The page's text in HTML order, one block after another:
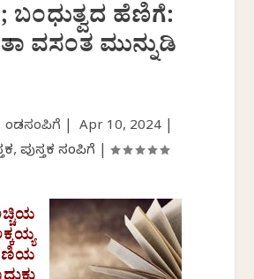
ಬಂಧುತ್ವದ ಹೆಣಿಗೆ:
ವಸಂತ ಮುನ್ನುಡಿ
ಕೆಂಡಸಂಪಿಗೆ | Apr 10, 2024
, ಪುಸ್ತಕ ಸಂಪಿಗೆ